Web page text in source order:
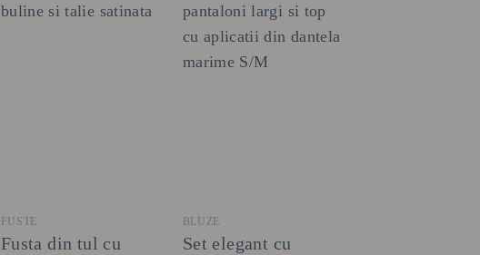
FUSTE
Fusta din tul cu
BLUZE
Set elegant cu